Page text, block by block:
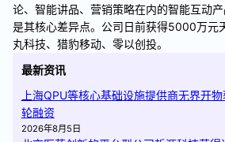
论、智能讲品、营销策略在内的智能互动
是其核心差异点。公司日前获得5000万元
丸科技、猎豹移动、零以创投。
最新资讯
上海QPU等核心基础设施提供商无界开
轮融资
2026年8月5日